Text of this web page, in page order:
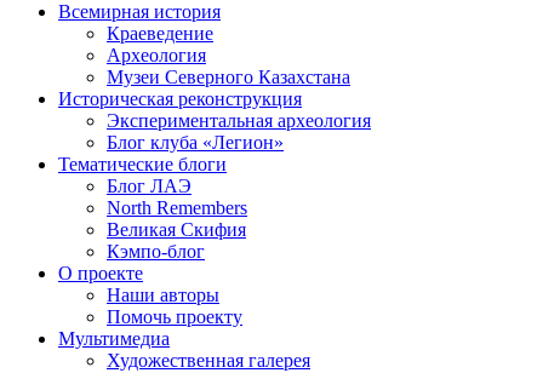
Всемирная история
Краеведение
Археология
Музеи Северного Казахстана
Историческая реконструкция
Экспериментальная археология
Блог клуба «Легион»
Тематические блоги
Блог ЛАЭ
North Remembers
Великая Скифия
Кэмпо-блог
О проекте
Наши авторы
Помочь проекту
Мультимедиа
Художественная галерея